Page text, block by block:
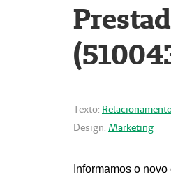
Texto:
Design: Marketing
Informamos o